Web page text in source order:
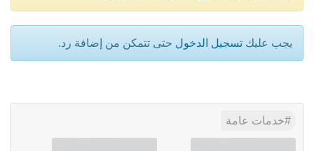
يجب عليك تسجيل الدخول حتى تتمكن من إضافة رد.
خدمات عامة